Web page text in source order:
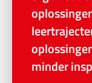
minder